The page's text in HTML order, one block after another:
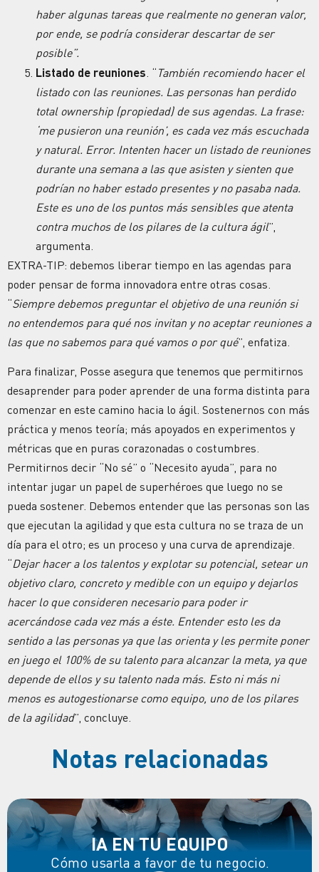
haber algunas tareas que realmente no generan valor,
por ende, se podría considerar descartar de ser
posible”.
Listado de reuniones . “ También recomiendo hacer el
listado con las reuniones. Las personas han perdido
total ownership (propiedad) de sus agendas. La frase:
‘me pusieron una reunión’, es cada vez más escuchada
y natural. Error. Intenten hacer un listado de reuniones
durante una semana a las que asisten y sienten que
podrían no haber estado presentes y no pasaba nada.
Este es uno de los puntos más sensibles que atenta
contra muchos de los pilares de la cultura ágil”,
argumenta.
EXTRA-TIP: debemos liberar tiempo en las agendas para
poder pensar de forma innovadora entre otras cosas.
“Siempre debemos preguntar el objetivo de una reunión si
no entendemos para qué nos invitan y no aceptar reuniones a
las que no sabemos para qué vamos o por qué”, enfatiza.
Para finalizar, Posse asegura que tenemos que permitirnos
desaprender para poder aprender de una forma distinta para
comenzar en este camino hacia lo ágil. Sostenernos con más
práctica y menos teoría; más apoyados en experimentos y
métricas que en puras corazonadas o costumbres.
Permitirnos decir “No sé” o “Necesito ayuda”, para no
intentar jugar un papel de superhéroes que luego no se
pueda sostener. Debemos entender que las personas son las
que ejecutan la agilidad y que esta cultura no se traza de un
día para el otro; es un proceso y una curva de aprendizaje.
“Dejar hacer a los talentos y explotar su potencial, setear un
objetivo claro, concreto y medible con un equipo y dejarlos
hacer lo que consideren necesario para poder ir
acercándose cada vez más a éste. Entender esto les da
sentido a las personas ya que las orienta y les permite poner
en juego el 100% de su talento para alcanzar la meta, ya que
depende de ellos y su talento nada más. Esto ni más ni
menos es autogestionarse como equipo, uno de los pilares
de la agilidad”, concluye.
Notas relacionadas
IA EN TU EQUIPO
Cómo usarla a favor de tu negocio.